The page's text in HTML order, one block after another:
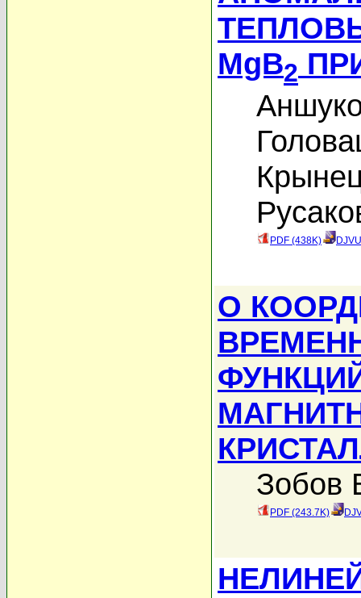
MgB2
PDF (438K)
О
Зобов
PDF (243.7K)